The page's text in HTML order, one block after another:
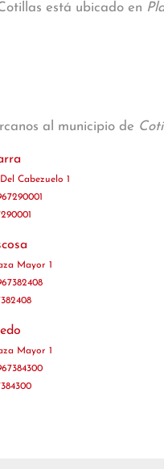
está ubicado en
al municipio de
Cabezuelo 1
Mayor 1
Mayor 1